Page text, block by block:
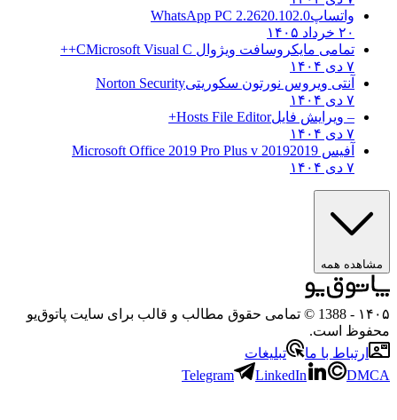
واتساپWhatsApp PC 2.2620.102.0
۲۰ خرداد ۱۴۰۵
تمامی مایکروسافت ویژوال C Microsoft Visual C++
آنتی ویروس نورتون سکوریتیNorton Security
– ویرایش فایلHosts File Editor+
آفیس 2019 2019 Microsoft Office 2019 Pro Plus v
مشاهده همه
- 1388 © تمامی حقوق مطالب و قالب برای سایت پاتوق‌یو
است.
ارتباط با ما
تبلیغات
Telegram
LinkedIn